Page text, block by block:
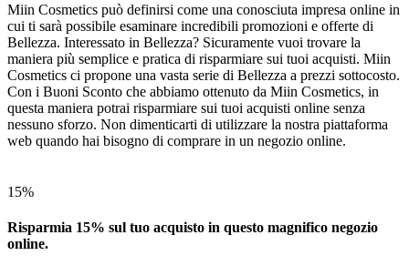
Miin Cosmetics può definirsi come una conosciuta impresa online in
cui ti sarà possibile esaminare incredibili promozioni e offerte di
Bellezza. Interessato in Bellezza? Sicuramente vuoi trovare la
maniera più semplice e pratica di risparmiare sui tuoi acquisti. Miin
Cosmetics ci propone una vasta serie di Bellezza a prezzi sottocosto.
Con i Buoni Sconto che abbiamo ottenuto da Miin Cosmetics, in
questa maniera potrai risparmiare sui tuoi acquisti online senza
nessuno sforzo. Non dimenticarti di utilizzare la nostra piattaforma
web quando hai bisogno di comprare in un negozio online.
15%
Risparmia 15% sul tuo acquisto in questo magnifico negozio
online.